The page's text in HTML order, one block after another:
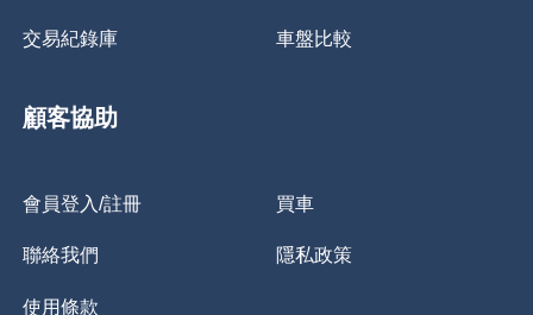
交易紀錄庫 車盤比較
顧客協助
會員登入/註冊 買車
聯絡我們 隱私政策
使用條款